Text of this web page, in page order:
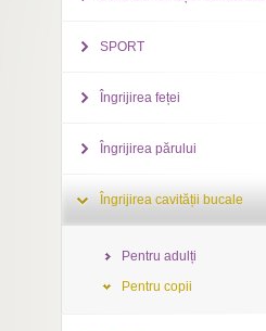
SPORT
Îngrijirea feței
Îngrijirea părului
Îngrijirea cavității bucale
Pentru adulți
Pentru copii